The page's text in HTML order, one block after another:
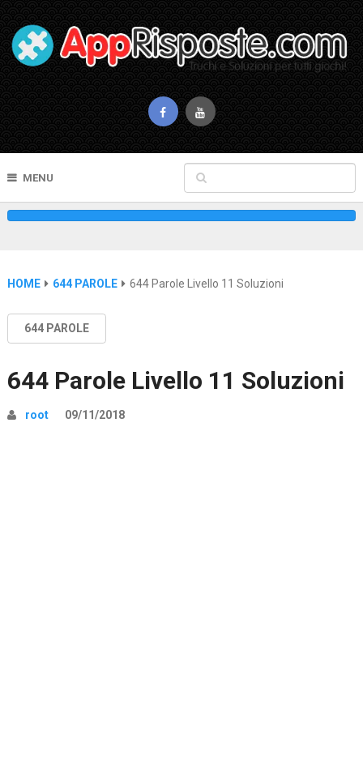
MENU
HOME 644 PAROLE 644 Parole Livello 11 Soluzioni
644 PAROLE
644 Parole Livello 11 Soluzioni
root 09/11/2018